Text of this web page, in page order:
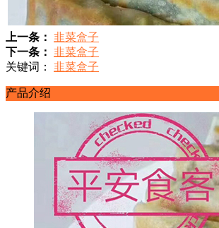
上一条：
韭菜盒子
下一条： 韭菜盒子
关键词： 韭菜盒子